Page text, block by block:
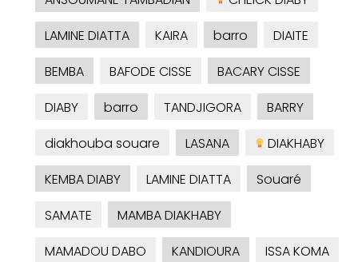
LAMINE DIATTA
KAIRA barro
DIAITE
BEMBA
BAFODE CISSE
BACARY CISSE
DIABY
barro TANDJIGORA
BARRY
diakhouba souare
LASANA
DIAKHABY
KEMBA DIABY
LAMINE DIATTA
Souaré
SAMATE
MAMBA DIAKHABY
MAMADOU DABO
KANDIOURA
ISSA KOMA